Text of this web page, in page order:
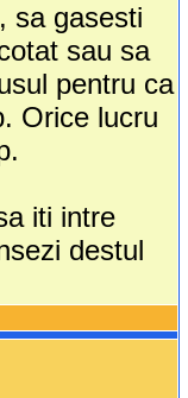
sa gasesti
sau sa
pentru ca
Orice lucru
iti intre
destul